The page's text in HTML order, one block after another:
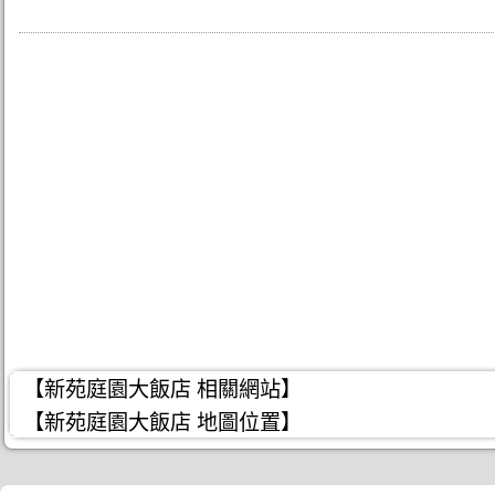
【新苑庭園大飯店 相關網站】
【新苑庭園大飯店 地圖位置】